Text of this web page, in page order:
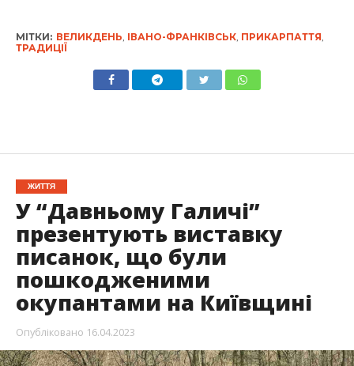
МІТКИ: ВЕЛИКДЕНЬ ІВАНО-ФРАНКІВСЬК, ПРИКАРПАТТЯ
ТРАДИЦІЇ
ЖИТТЯ
У “Давньому Галичі”
презентують виставку
писанок, що були
пошкодженими
окупантами на Київщині
Опубліковано 16.04.2023